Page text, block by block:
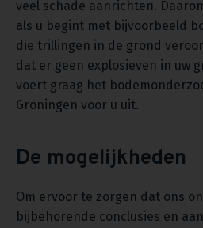
veel schade aanrichten.
als u begint met bijvoorbeeld
die trillingen in de grond
dat er geen explosieven in uw
voert graag het
Groningen voor u uit.
De mogelijkheden
Om ervoor te zorgen dat ons
bijbehorende conclusies en